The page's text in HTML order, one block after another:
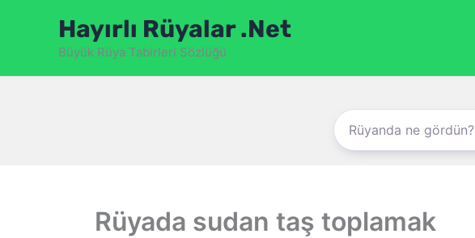
Hayırlı Rüyalar .Net
Büyük Rüya Tabirleri Sözlüğü
Rüyada sudan taş toplamak